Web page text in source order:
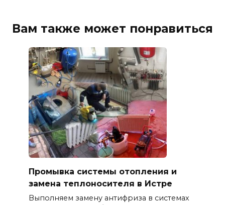
Вам также может понравиться
Промывка системы отопления и
замена теплоносителя в Истре
Выполняем замену антифриза в системах